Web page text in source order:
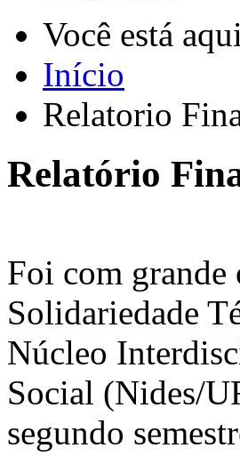
Você está
Início
Relatorio
Relatório
Foi com
Solidariedade
Núcleo
Social (Nides/
segundo